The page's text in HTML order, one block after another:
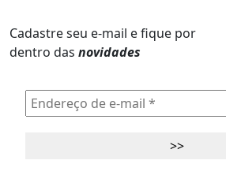
Cadastre seu e-mail e fique por
dentro das novidades